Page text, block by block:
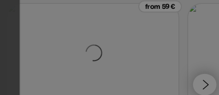
from 59 €